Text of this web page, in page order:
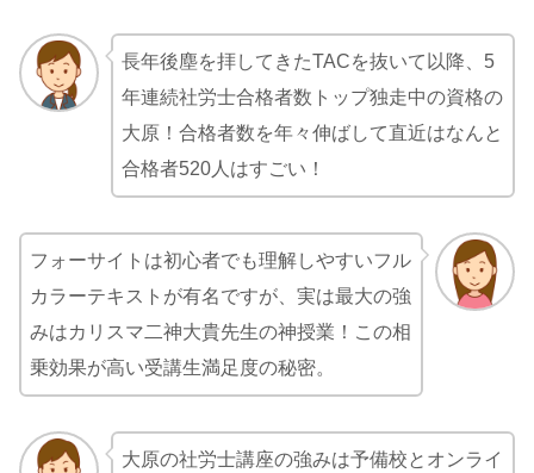
長年後塵を拝してきたTACを抜いて以降、5
年連続社労士合格者数トップ独走中の資格の
大原！合格者数を年々伸ばして直近はなんと
合格者520人はすごい！
フォーサイトは初心者でも理解しやすいフル
カラーテキストが有名ですが、実は最大の強
みはカリスマ二神大貴先生の神授業！この相
乗効果が高い受講生満足度の秘密。
大原の社労士講座の強みは予備校とオンライ